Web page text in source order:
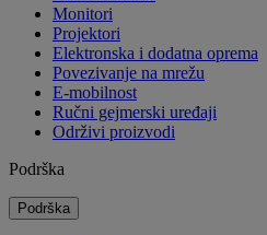
Monitori
Projektori
Elektronska i dodatna oprema
Povezivanje na mrežu
E-mobilnost
Ručni gejmerski uređaji
Održivi proizvodi
Podrška
Podrška